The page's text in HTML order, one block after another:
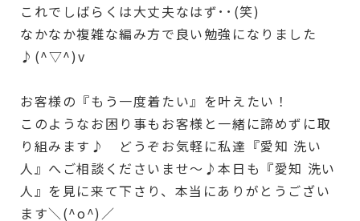
これでしばらくは大丈夫なはず･･(笑)
なかなか複雑な編み方で良い勉強になりました
♪(^▽^)v
お客様の『もう一度着たい』を叶えたい！
このようなお困り事もお客様と一緒に諦めずに取
り組みます♪ どうぞお気軽に私達『愛知 洗い
人』へご相談くださいませ～♪本日も『愛知 洗い
人』を見に来て下さり、本当にありがとうござい
ます＼(^o^)／